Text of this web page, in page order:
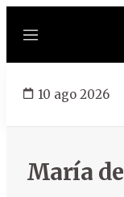
Menú
10 ago 2026
María